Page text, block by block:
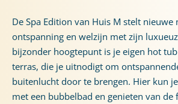
De Spa Edition van Huis M stelt
ontspanning en welzijn met zijn
bijzonder hoogtepunt is je eigen hot
terras, die je uitnodigt om
buitenlucht door te brengen. Hier kun
met een bubbelbad en genieten van de